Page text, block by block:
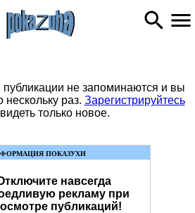
не запоминаются и вы
нескольку раз. Зарегистрируйтесь
только новое.
ПОКАЗУХИ
навсегда
рекламу при
публикаций!